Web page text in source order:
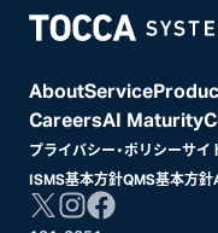
Home
AboutService
CareersAI Maturity
プライバシー・ポリシーサイ
ISMS基本方針QMS基本方針